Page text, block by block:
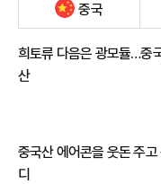
중국
희토류 다음은 광모듈…중
산
중국산 에어콘을 웃돈 주고
디